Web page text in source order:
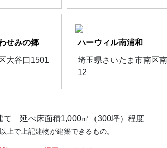
せみの郷
大谷口1501
ハーウィル南浦和
埼玉県さいたま市南区
12
延べ床面積1,000㎡（300坪）程度
で上記建物が建築できるもの。